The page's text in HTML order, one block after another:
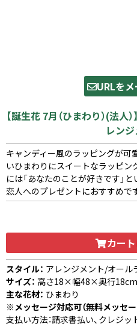
URLを
【誕生花 7月（ひまわり）(法
レン
キャンディー風のラッピングが可
いひまわりにスイートなラッピン
には「あなたのことが好きです」と
恋人へのプレゼントにおすすめで
カー
スタイル： アレンジメント/オール
サイズ： 高さ18×幅48×奥行18cm
主な花材： ひまわり
※メッセージ対応可（無料メッセー
支払い方法：請求書払い、クレジ